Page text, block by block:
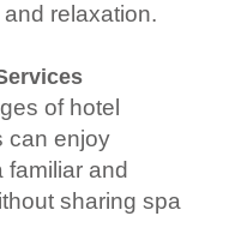
relaxation.
of hotel
can enjoy
familiar and
sharing spa